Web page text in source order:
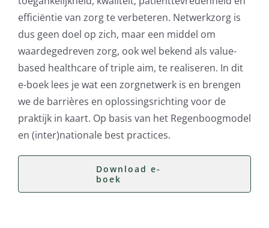
efficiëntie van zorg te verbeteren. Netwerkzorg is
dus geen doel op zich, maar een middel om
waardegedreven zorg, ook wel bekend als value-
based healthcare of triple aim, te realiseren. In dit
e-boek lees je wat een zorgnetwerk is en brengen
we de barrières en oplossingsrichting voor de
praktijk in kaart. Op basis van het Regenboogmodel
en (inter)nationale best practices.
Download e-
boek